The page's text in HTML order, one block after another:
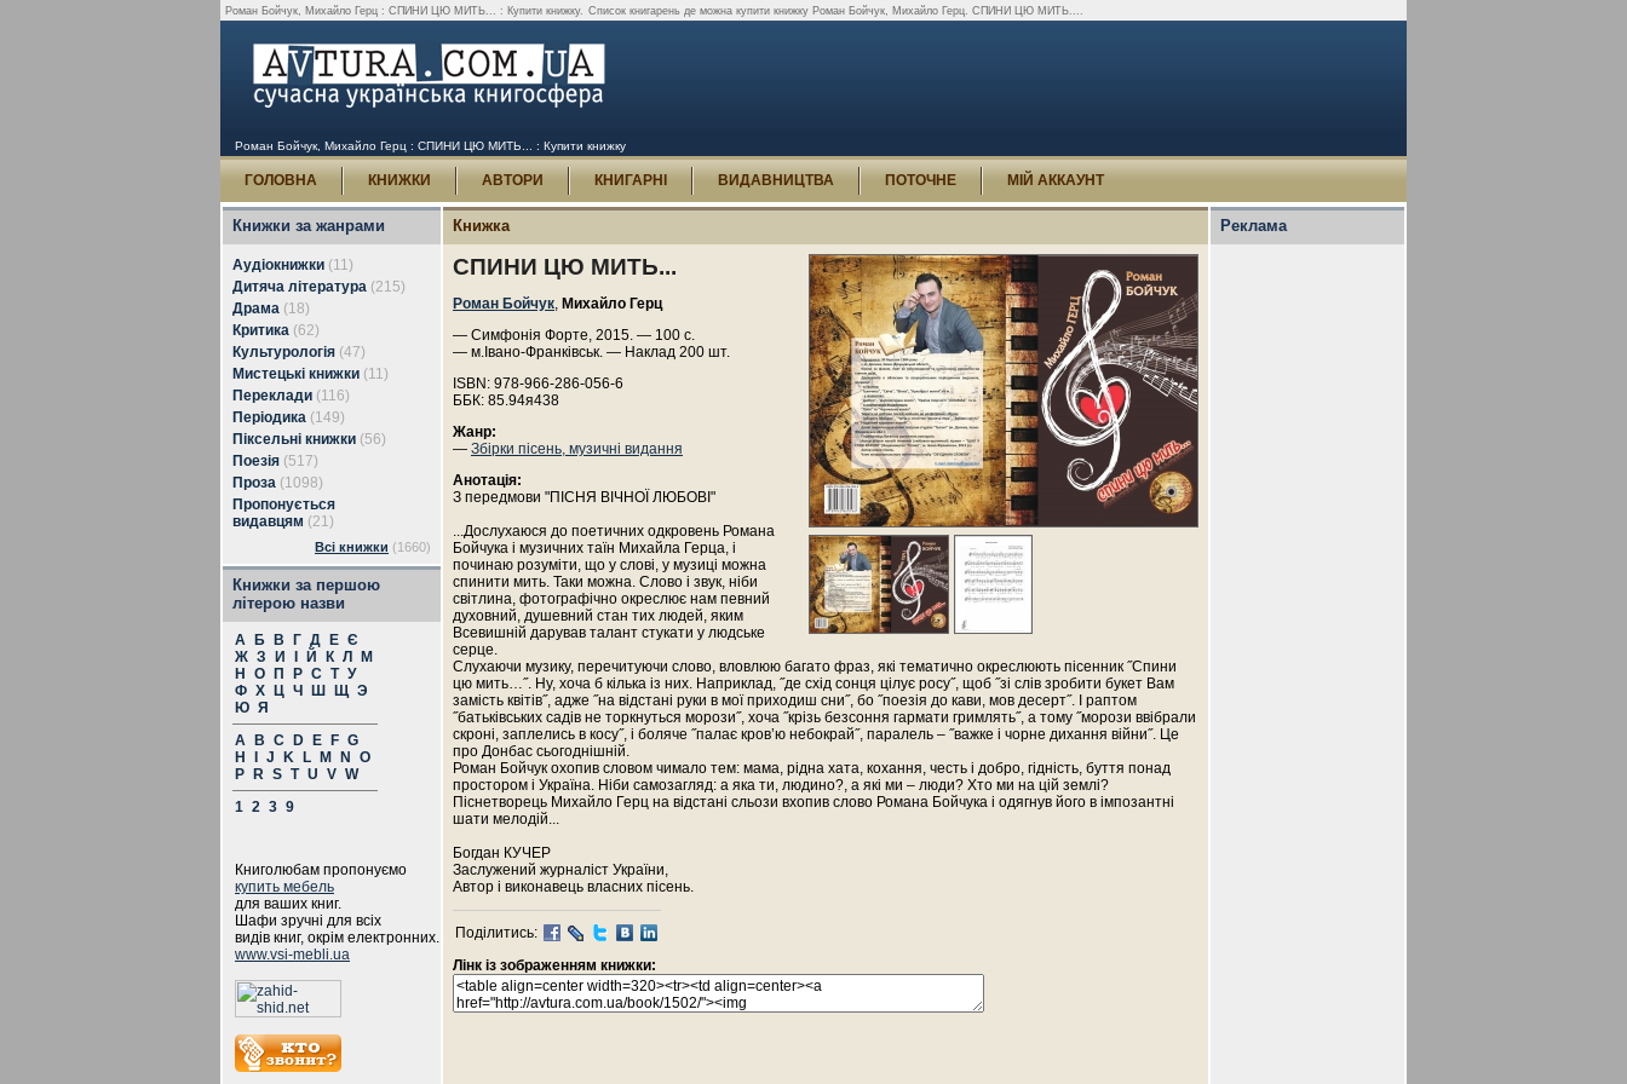
Роман Бойчук, Михайло Герц : СПИНИ ЦЮ МИТЬ... : Купити книжку. Список книгарень де можна купити книжку Роман Бойчук, Михайло Герц. СПИНИ ЦЮ МИТЬ....
Роман Бойчук, Михайло Герц : СПИНИ ЦЮ МИТЬ... : Купити книжку
ГОЛОВНА КНИЖКИ АВТОРИ КНИГАРНІ ВИДАВНИЦТВА ПОТОЧНЕ МІЙ АККАУНТ
Книжки за жанрами
Аудіокнижки (11)
Дитяча література (215)
Драма (18)
Критика (62)
Культурологія (47)
Мистецькі книжки (11)
Переклади (116)
Періодика (149)
Піксельні книжки (56)
Поезія (517)
Проза (1098)
Пропонується
видавцям (21)
Всі книжки (1660)
Книжки за першою
літерою назви
А Б В Г Д Е Є
Ж З И Й К Л
М
Н
О П Р С Т У
Ф Х Ц Ч Ш Щ Э
Ю Я
A
B C D E F G
H
J K L M N
O
P
R S T U V W
1 2 3 9
Книголюбам пропонуємо
купить мебель
для ваших книг.
Шафи зручні для всіх
видів книг, окрім електронних.
www.vsi-mebli.ua
Книжка
СПИНИ ЦЮ МИТЬ...
Роман Бойчук, Михайло Герц
— Симфонія Форте, 2015. — 100 с.
— м.Івано-Франківськ. — Наклад 200 шт.
ISBN: 978-966-286-056-6
ББК: 85.94я438
Жанр:
— Збірки пісень, музичні видання
Анотація:
З передмови "ПІСНЯ ВІЧНОЇ ЛЮБОВІ"
...Дослухаюся до поетичних одкровень Романа
Бойчука і музичних таїн Михайла Герца, і
починаю розуміти, що у слові, у музиці можна
спинити мить. Таки можна. Слово і звук, ніби
світлина, фотографічно окреслює нам певний
духовний, душевний стан тих людей, яким
Всевишній дарував талант стукати у людське
серце.
Слухаючи музику, перечитуючи слово, вловлюю багато фраз, які тематично окреслюють пісенник ˝Спини
цю мить…˝. Ну, хоча б кілька із них. Наприклад, ˝де схід сонця цілує росу˝, щоб ˝зі слів зробити букет Вам
замість квітів˝, адже ˝на відстані руки в мої приходиш сни˝, бо ˝поезія до кави, мов десерт˝. І раптом
˝батьківських садів не торкнуться морози˝, хоча ˝крізь безсоння гармати гримлять˝, а тому ˝морози ввібрали
скроні, заплелись в косу˝, і боляче ˝палає кров’ю небокрай˝, паралель – ˝важке і чорне дихання війни˝. Це
про Донбас сьогоднішній.
Роман Бойчук охопив словом чимало тем: мама, рідна хата, кохання, честь і добро, гідність, буття понад
простором і Україна. Ніби самозагляд: а яка ти, людино?, а які ми – люди? Хто ми на цій землі?
Піснетворець Михайло Герц на відстані сльози вхопив слово Романа Бойчука і одягнув його в імпозантні
шати мелодій...
Богдан КУЧЕР
Заслужений журналіст України,
Автор і виконавець власних пісень.
Поділитись:
Лінк із зображенням книжки:
Реклама